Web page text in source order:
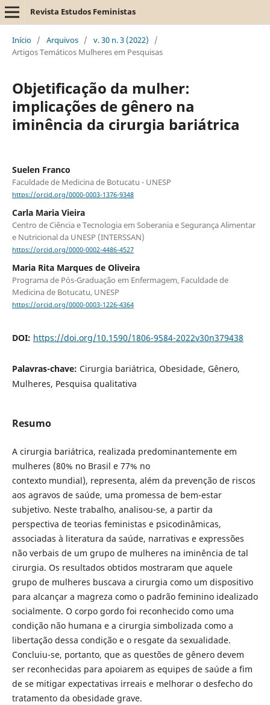
Revista Estudos Feministas
Início / Arquivos / v. 30 n. 3 (2022)
/
Artigos Temáticos Mulheres em Pesquisas
Objetificação da mulher:
implicações de gênero na
iminência da cirurgia bariátrica
Suelen Franco
Faculdade de Medicina de Botucatu - UNESP
https://orcid.org/0000-0003-1376-9348
Carla Maria Vieira
Centro de Ciência e Tecnologia em Soberania e Segurança Alimentar
e Nutricional da UNESP (INTERSSAN)
https://orcid.org/0000-0002-4486-4527
Maria Rita Marques de Oliveira
Programa de Pós-Graduação em Enfermagem, Faculdade de
Medicina de Botucatu, UNESP
https://orcid.org/0000-0003-1226-4364
DOI: https://doi.org/10.1590/1806-9584-2022v30n379438
Palavras-chave: Cirurgia bariátrica, Obesidade, Gênero,
Mulheres, Pesquisa qualitativa
Resumo
A cirurgia bariátrica, realizada predominantemente em
mulheres (80% no Brasil e 77% no
contexto mundial), representa, além da prevenção de riscos
aos agravos de saúde, uma promessa de bem-estar
subjetivo. Neste trabalho, analisou-se, a partir da
perspectiva de teorias feministas e psicodinâmicas,
associadas à literatura da saúde, narrativas e expressões
não verbais de um grupo de mulheres na iminência de tal
cirurgia. Os resultados obtidos mostraram que aquele
grupo de mulheres buscava a cirurgia como um dispositivo
para alcançar a magreza como o padrão feminino idealizado
socialmente. O corpo gordo foi reconhecido como uma
condição não humana e a cirurgia simbolizada como a
libertação dessa condição e o resgate da sexualidade.
Concluiu-se, portanto, que as questões de gênero devem
ser reconhecidas para apoiarem as equipes de saúde a fim
de se mitigar expectativas irreais e melhorar o desfecho do
tratamento da obesidade grave.